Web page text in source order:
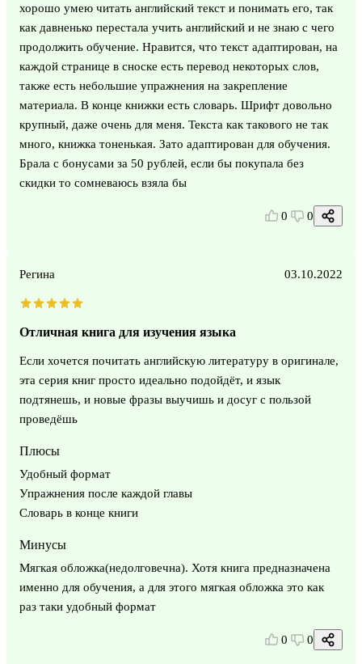
хорошо умею читать английский текст и понимать его, так
как давненько перестала учить английский и не знаю с чего
продолжить обучение. Нравится, что текст адаптирован, на
каждой странице в сноске есть перевод некоторых слов,
также есть небольшие упражнения на закрепление
материала. В конце книжки есть словарь. Шрифт довольно
крупный, даже очень для меня. Текста как такового не так
много, книжка тоненькая. Зато адаптирован для обучения.
Брала с бонусами за 50 рублей, если бы покупала без
скидки то сомневаюсь взяла бы
0 0
Регина 03.10.2022
Отличная книга для изучения языка
Если хочется почитать английскую литературу в оригинале,
эта серия книг просто идеально подойдёт, и язык
подтянешь, и новые фразы выучишь и досуг с пользой
проведёшь
Плюсы
Удобный формат
Упражнения после каждой главы
Словарь в конце книги
Минусы
Мягкая обложка(недолговечна). Хотя книга предназначена
именно для обучения, а для этого мягкая обложка это как
раз таки удобный формат
0 0